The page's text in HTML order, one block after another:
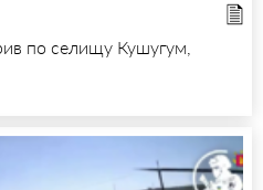
по селищу Кушугум,